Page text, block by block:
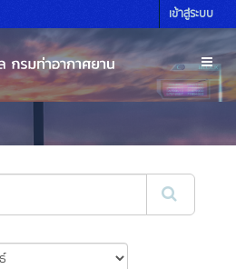
เข้าสู่ระบบ